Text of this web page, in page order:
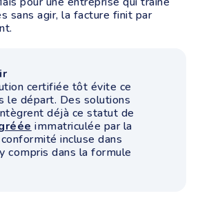
sans agir, la facture finit par
certifiée tôt évite ce
le départ. Des solutions
déjà ce statut de
immatriculée par la
incluse dans
compris dans la formule